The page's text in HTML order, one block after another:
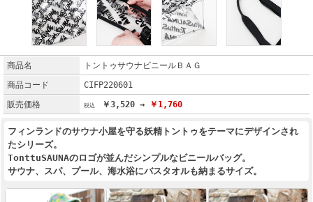
商品名
トントゥサウナビニールＢＡＧ
商品コード
CIFP220601
販売価格
￥3,520 → ￥1,760
フィンランドのサウナ小屋を守る妖精トントゥをテーマにデザインされ
たシリーズ。
TonttuSAUNAのロゴが並んだシンプルなビニールバッグ。
サウナ、スパ、プール、海水浴にバスタオルも納まるサイズ。